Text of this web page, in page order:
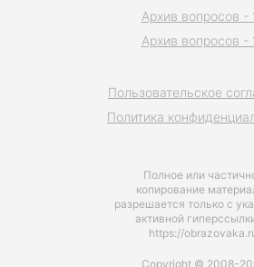
Полное или
копирование
разрешается только с
активной
https://
Пользовательское
Политика
Архив вопросов -
Архив вопросов -
Copyright © 2008-